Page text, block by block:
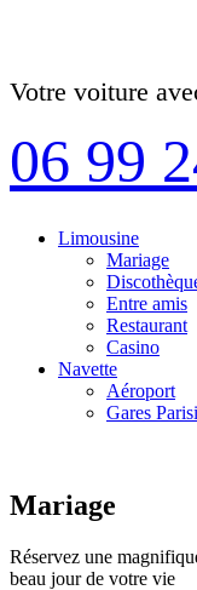
Votre voiture
06 99
Limousine
Mariage
Entre amis
Restaurant
Casino
Navette
Aéroport
Gares
Mariage
Réservez une
beau jour de votre vie